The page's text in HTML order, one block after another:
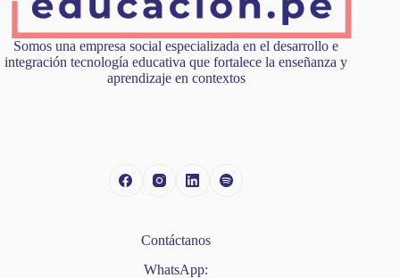
Somos una empresa social especializada en el desarrollo e
integración tecnología educativa que fortalece la enseñanza y
aprendizaje en contextos
Contáctanos
WhatsApp: